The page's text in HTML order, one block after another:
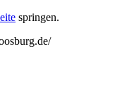
springen.